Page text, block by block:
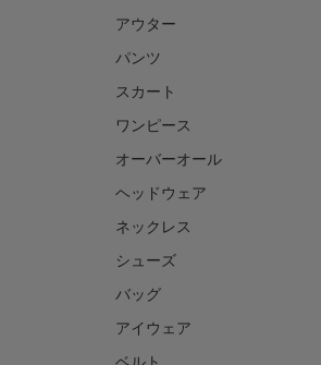
アウター
パンツ
スカート
ワンピース
オーバーオール
ヘッドウェア
ネックレス
シューズ
バッグ
アイウェア
ベルト